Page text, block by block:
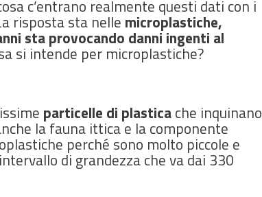
c’entrano realmente questi dati con i
risposta sta nelle microplastiche,
sta provocando danni ingenti al
si intende per microplastiche?
particelle di plasticache inquinano
la fauna ittica e la componente
perché sono molto piccole e
di grandezza che va dai 330